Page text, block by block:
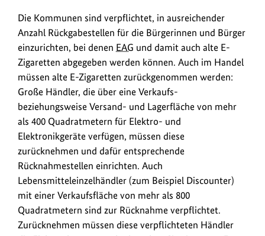
Die Kommunen sind verpflichtet, in ausreichender
Anzahl Rückgabestellen für die Bürgerinnen und Bürger
einzurichten, bei denen EAG und damit auch alte E-
Zigaretten abgegeben werden können. Auch im Handel
müssen alte E-Zigaretten zurückgenommen werden:
Große Händler, die über eine Verkaufs-
beziehungsweise Versand- und Lagerfläche von mehr
als 400 Quadratmetern für Elektro- und
Elektronikgeräte verfügen, müssen diese
zurücknehmen und dafür entsprechende
Rücknahmestellen einrichten. Auch
Lebensmitteleinzelhändler (zum Beispiel Discounter)
mit einer Verkaufsfläche von mehr als 800
Quadratmetern sind zur Rücknahme verpflichtet.
Zurücknehmen müssen diese verpflichteten Händler